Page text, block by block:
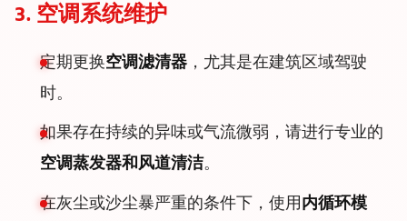
3. 空调系统维护
定期更换空调滤清器 ，尤其是在建筑区域驾驶
时。
如果存在持续的异味或气流微弱，请进行专业的
空调蒸发器和风道清洁。
在灰尘或沙尘暴严重的条件下，使用内循环模